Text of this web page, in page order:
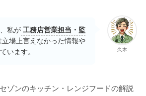
久木
私が 工務店営業担当・監
立場上言えなかった情報や
います。
ゾンのキッチン・レンジフードの解説